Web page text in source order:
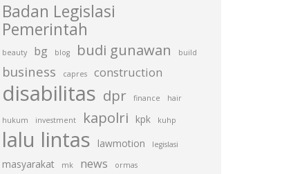
Badan Legislasi
Pemerintah
beauty bg blog budi gunawan build
business capres construction
disabilitas dpr finance hair
hukum investment kapolri kpk kuhp
lalu lintas lawmotion legislasi
masyarakat mk news ormas